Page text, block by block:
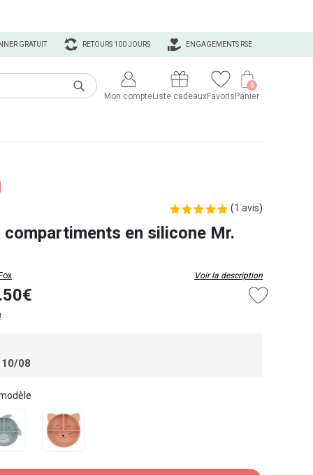
ENGAGEMENTS RSE
RETOURS 100 JOURS
GRATUIT
Mon compteListe cadeauxFavoris Panier
0
(1 avis)
en silicone Mr.
Voir la description
08